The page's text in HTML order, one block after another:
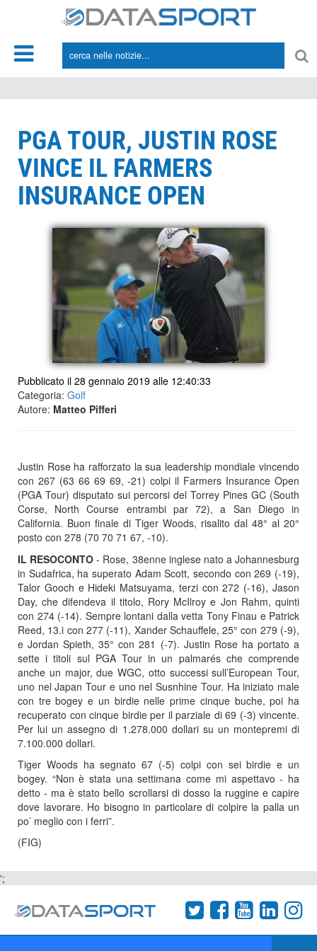
PGA TOUR, JUSTIN ROSE
VINCE IL FARMERS
INSURANCE OPEN
Pubblicato il 28 gennaio 2019 alle 12:40:33
Categoria: Golf
Autore: Matteo Pifferi
Justin Rose ha rafforzato la sua leadership mondiale vincendo
con 267 (63 66 69 69, -21) colpi il Farmers Insurance Open
(PGA Tour) disputato sui percorsi del Torrey Pines GC (South
Corse, North Course entrambi par 72), a San Diego in
California. Buon finale di Tiger Woods, risalito dal 48° al 20°
posto con 278 (70 70 71 67, -10).
IL RESOCONTO - Rose, 38enne inglese nato a Johannesburg
in Sudafrica, ha superato Adam Scott, secondo con 269 (-19),
Talor Gooch e Hideki Matsuyama, terzi con 272 (-16), Jason
Day, che difendeva il titolo, Rory McIlroy e Jon Rahm, quinti
con 274 (-14). Sempre lontani dalla vetta Tony Finau e Patrick
Reed, 13.i con 277 (-11), Xander Schauffele, 25° con 279 (-9),
e Jordan Spieth, 35° con 281 (-7). Justin Rose ha portato a
sette i titoli sul PGA Tour in un palmarés che comprende
anche un major, due WGC, otto successi sull’European Tour,
uno nel Japan Tour e uno nel Susnhine Tour. Ha iniziato male
con tre bogey e un birdie nelle prime cinque buche, poi ha
recuperato con cinque birdie per il parziale di 69 (-3) vincente.
Per lui un assegno di 1.278.000 dollari su un montepremi di
7.100.000 dollari.
Tiger Woods ha segnato 67 (-5) colpi con sei birdie e un
bogey. “Non è stata una settimana come mi aspettavo - ha
detto - ma è stato bello scrollarsi di dosso la ruggine e capire
dove lavorare. Ho bisogno in particolare di colpire la palla un
po’ meglio con i ferri”.
(FIG)
';